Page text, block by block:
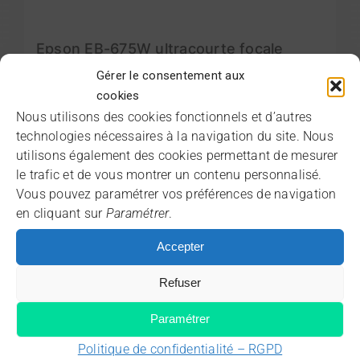
Gérer le consentement aux
cookies
Nous utilisons des cookies fonctionnels et d’autres
technologies nécessaires à la navigation du site. Nous
utilisons également des cookies permettant de mesurer
le trafic et de vous montrer un contenu personnalisé.
Vous pouvez paramétrer vos préférences de navigation
en cliquant sur Paramétrer.
Accepter
Refuser
Paramétrer
Politique de confidentialité – RGPD
Epson EB-675W ultracourte focale
Le
prix
initial
était :
1500,00 €.
600,00€ Le
actuel
est :
600,00 €.
-64%*
Vendu !